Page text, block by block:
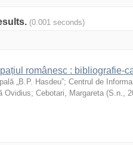
(0.001 seconds)
românesc : bibliografie-
„B.P. Hasdeu”; Centrul de
Ovidius; Cebotari, Margareta (S.n.,